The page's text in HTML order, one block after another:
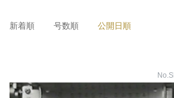
新着順 号数順 公開日順